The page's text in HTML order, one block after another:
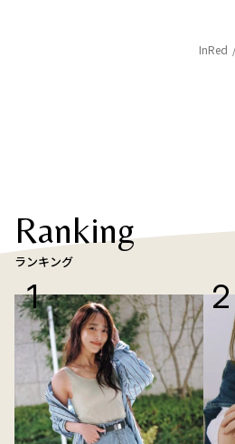
InRed
Ranking
ランキング